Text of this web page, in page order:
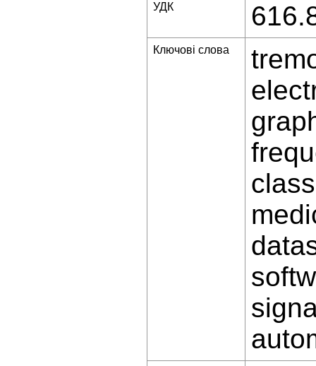
УДК
Ключові слова